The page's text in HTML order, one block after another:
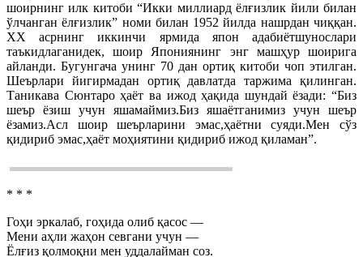
шоирнинг илк китоби “Икки миллиард ёлғизлик йили билан
ўлчанган ёлғизлик” номи билан 1952 йилда нашрдан чиққан.
ХХ асрнинг иккинчи ярмида япон адабиётшунослари
таъкидлаганидек, шоир Япониянинг энг машҳур шоирига
айланди. Бугунгача унинг 70 дан ортиқ китоби чоп этилган.
Шеърлари йигирмадан ортиқ давлатда таржима қилинган.
Таникава Сюнтаро ҳаёт ва ижод ҳақида шундай ёзади: “Биз
шеър ёзиш учун яшамаймиз.Биз яшаётганимиз учун шеър
ёзамиз.Асл шоир шеърларини эмас,ҳаётни суяди.Мен сўз
қидириб эмас,ҳаёт моҳиятини қидириб ижод қиламан”.
* * *
Гоҳи эркалаб, гоҳида олиб қасос —
Мени аҳли жаҳон севгани учун —
Ёлғиз қолмоқни мен уддалайман соз.